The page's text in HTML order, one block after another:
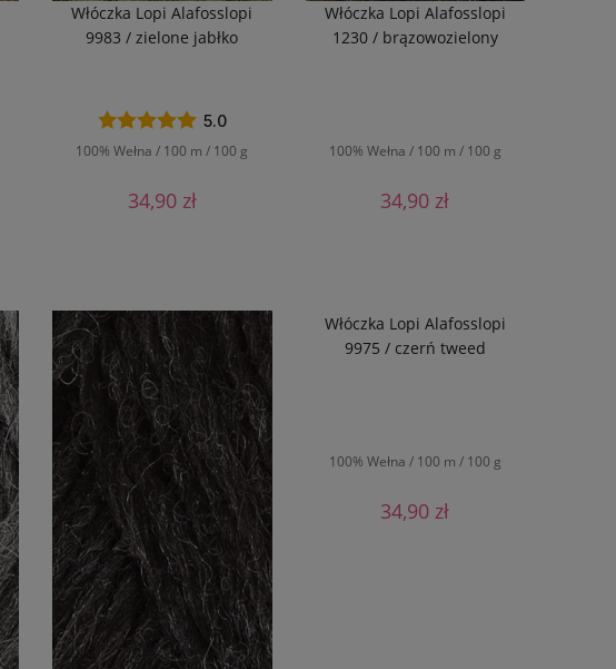
Włóczka Lopi Alafosslopi
9983 / zielone jabłko
100% Wełna / 100 m / 100 g
5.0
34,90 zł
Włóczka Lopi Alafosslopi
1230 / brązowozielony
100% Wełna / 100 m / 100 g
34,90 zł
Włóczka Lopi Alafosslopi
9975 / czerń tweed
100% Wełna / 100 m / 100 g
34,90 zł